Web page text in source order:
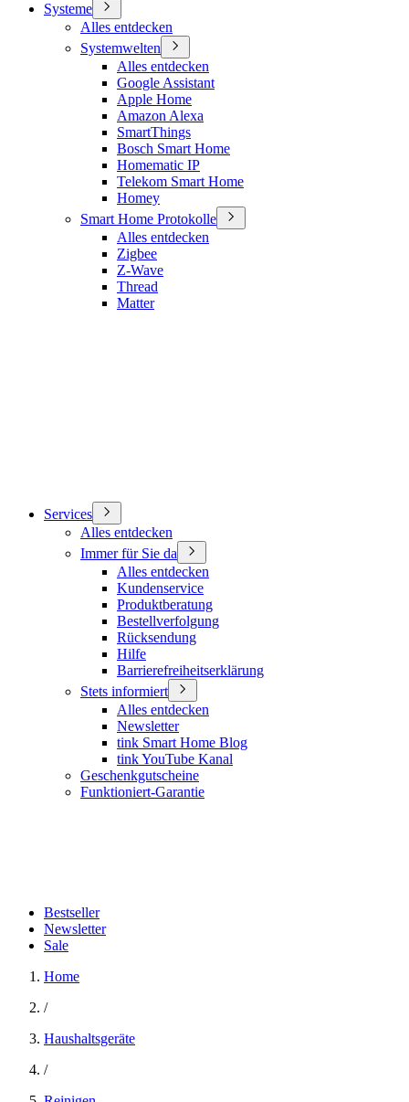
Systeme
Alles entdecken
Systemwelten
Alles entdecken
Google Assistant
Apple Home
Amazon Alexa
SmartThings
Bosch Smart Home
Homematic IP
Telekom Smart Home
Homey
Smart Home Protokolle
Alles entdecken
Zigbee
Z-Wave
Thread
Matter
Services
Alles entdecken
Immer für Sie da
Alles entdecken
Kundenservice
Produktberatung
Bestellverfolgung
Rücksendung
Hilfe
Barrierefreiheitserklärung
Stets informiert
Alles entdecken
Newsletter
tink Smart Home Blog
tink YouTube Kanal
Geschenkgutscheine
Funktioniert-Garantie
Bestseller
Newsletter
Sale
Home
/
Haushaltsgeräte
/